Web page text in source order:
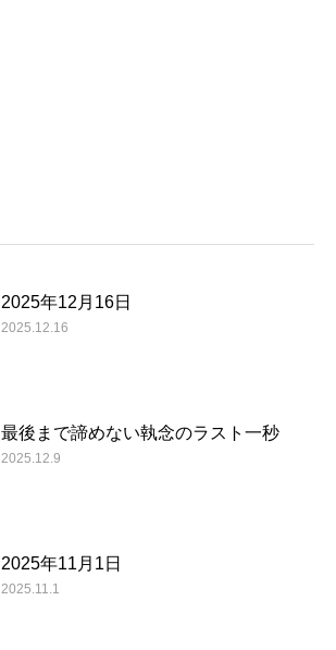
2025年12月16日
2025.12.16
最後まで諦めない執念のラスト一秒
2025.12.9
2025年11月1日
2025.11.1